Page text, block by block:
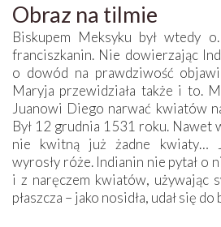
Obraz na tilmie
Biskupem Meksyku był wtedy
franciszkanin. Nie dowierzając
o dowód na prawdziwość
Maryja przewidziała także i to.
Juanowi Diego narwać kwiatów
Był 12 grudnia 1531 roku. Nawet
nie kwitną już żadne kwiaty…
wyrosły róże. Indianin nie pytał o
i z naręczem kwiatów, używając
płaszcza – jako nosidła, udał się do